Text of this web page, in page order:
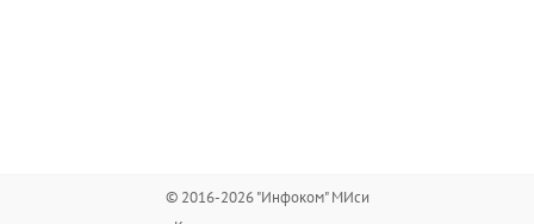
© 2016-2026 "Инфоком" МИси